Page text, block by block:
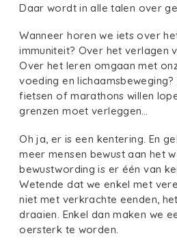
Daar wordt in alle talen over
Wanneer horen we iets over
immuniteit? Over het verlagen
Over het leren omgaan met
voeding en
fietsen of marathons willen
grenzen moet verleggen…
Oh ja, er is een kentering. En
meer mensen bewust aan het
bewustwording is er één van
Wetende dat we enkel met
niet met verkrachte eenden,
draaien. Enkel dan maken we
oersterk te worden.